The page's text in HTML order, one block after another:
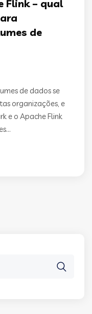
Flink – qual
de
de dados se
organizações, e
e o Apache Flink